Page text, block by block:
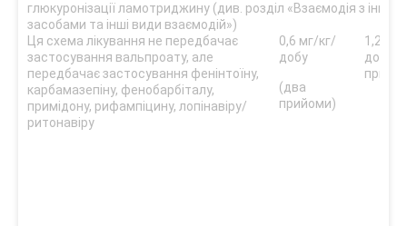
глюкуронізації ламотриджину (див. розділ «Взаємодія з
засобами та інші види взаємодій»)
Ця схема лікування не передбачає
застосування вальпроату, але
передбачає застосування фенінтоїну,
карбамазепіну, фенобарбіталу,
примідону, рифампіцину, лопінавіру/
ритонавіру
0,6 мг/кг/
добу
(два
прийоми)
1,2 мг/
добу